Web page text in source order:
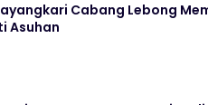
Cabang Lebong
Asuhan